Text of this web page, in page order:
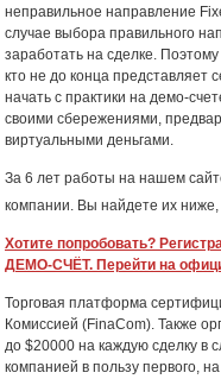
неправильное направление
случае выбора правильного
заработать на сделке.
кто не до конца представляет
начать с практики на демо-
своими сбережениями,
виртуальными деньгами.
За 6 лет работы на нашем
компании. Вы найдете их
Хотите попробовать?
ДЕМО-СЧЁТ. Перейти на
Торговая платформа
Комиссией (FinaCom). Также
до $20000 на каждую сделку в
компанией в пользу первого,